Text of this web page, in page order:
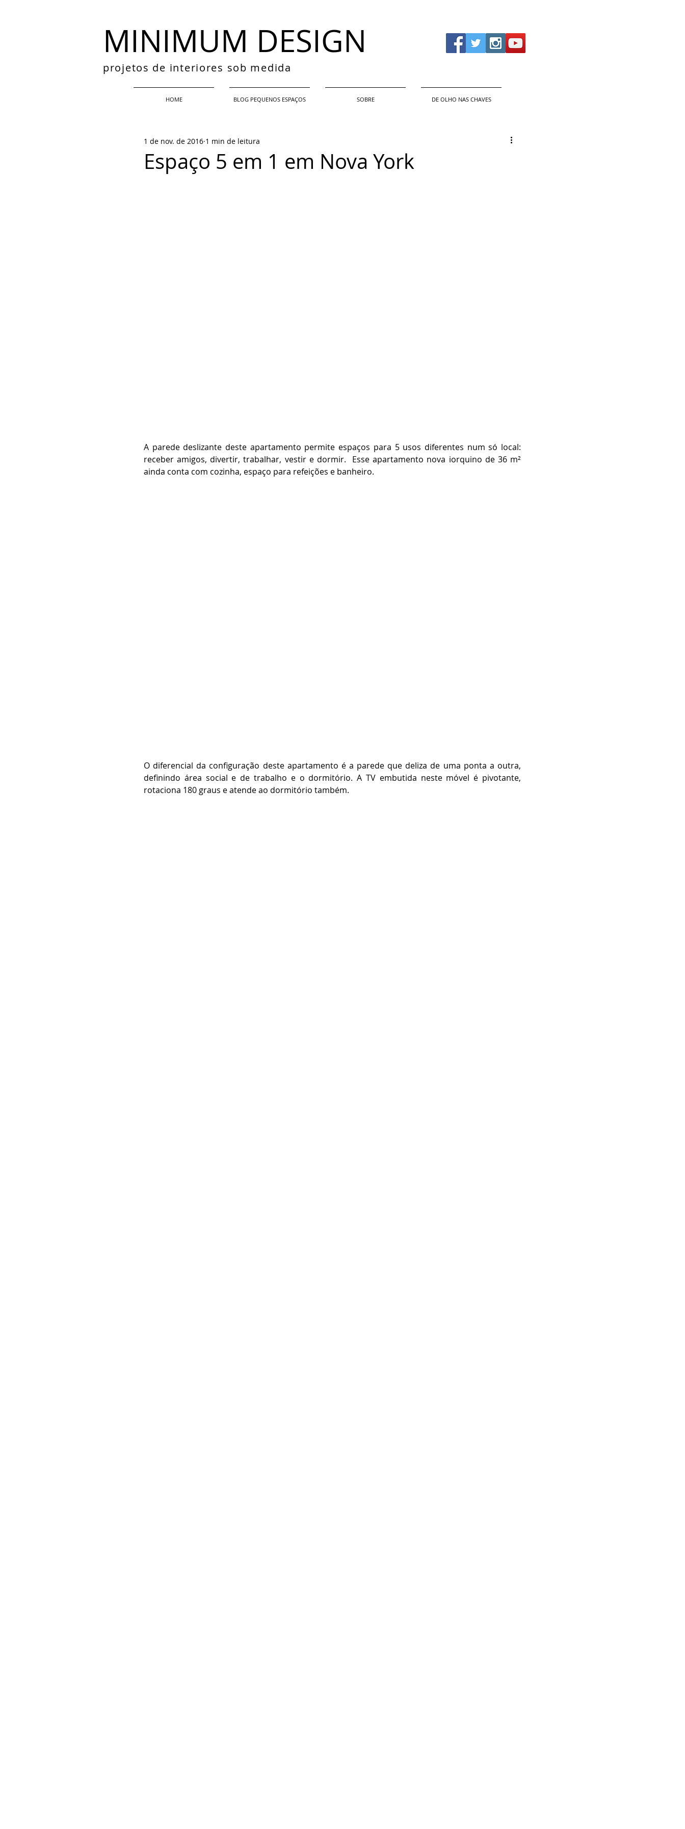
MINIMUM DESIGN
projetos de interiores sob medida
HOME BLOG PEQUENOS ESPAÇOS SOBRE DE OLHO NAS CHAVES
Espaço 5 em 1 em Nova York
1 de nov. de 2016 1 min de leitura
A parede deslizante deste apartamento permite espaços para 5 usos diferentes num só local:
receber amigos, divertir, trabalhar, vestir e dormir.  Esse apartamento nova iorquino de 36 m²
ainda conta com cozinha, espaço para refeições e banheiro.
O diferencial da configuração deste apartamento é a parede que deliza de uma ponta a outra,
definindo área social e de trabalho e o dormitório. A TV embutida neste móvel é pivotante,
rotaciona 180 graus e atende ao dormitório também.